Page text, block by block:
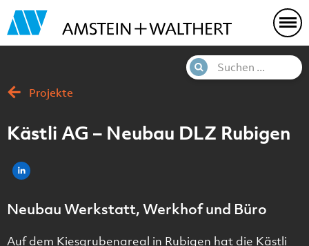
Projekte
Kästli AG – Neubau DLZ Rubigen
Neubau Werkstatt, Werkhof und Büro
Auf dem Kiesgrubenareal in Rubigen hat die Kästli